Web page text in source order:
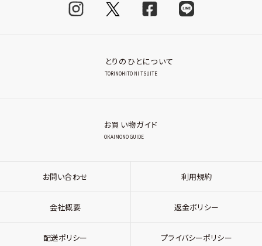
とりのひとについて
TORINOHITO NI TSUITE
お買い物ガイド
OKAIMONO GUIDE
お問い合わせ 利用規約
会社概要 返金ポリシー
配送ポリシー プライバシーポリシー